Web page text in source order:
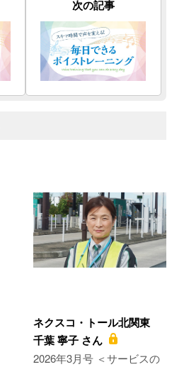
次の記事
ネクスコ・トール北関東
千葉 寧子 さん
2026年3月号 ＜サービスの